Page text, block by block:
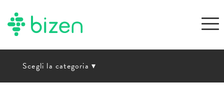
Scegli la categoria ▾